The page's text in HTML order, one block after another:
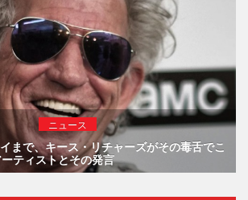
ニュース
まで、キース・リチャーズがその毒舌でこ
ティストとその発言